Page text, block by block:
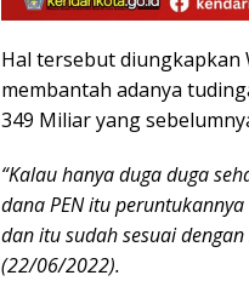
Hal tersebut diungkapkan
membantah adanya
349 Miliar yang
“Kalau hanya duga duga
dana PEN itu
dan itu sudah sesuai
(22/06/2022).